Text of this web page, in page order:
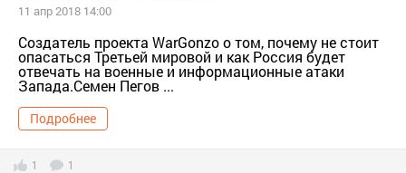
11 апр 2018 14:00
Создатель проекта WarGonzo о том, почему не стоит
опасаться Третьей мировой и как Россия будет
отвечать на военные и информационные атаки
Запада.Семен Пегов ...
Подробнее
1 1